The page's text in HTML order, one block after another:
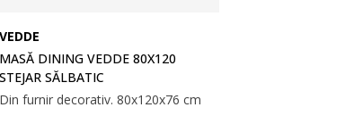
VEDDE
MASĂ DINING VEDDE 80X120
STEJAR SĂLBATIC
Din furnir decorativ. 80x120x76 cm